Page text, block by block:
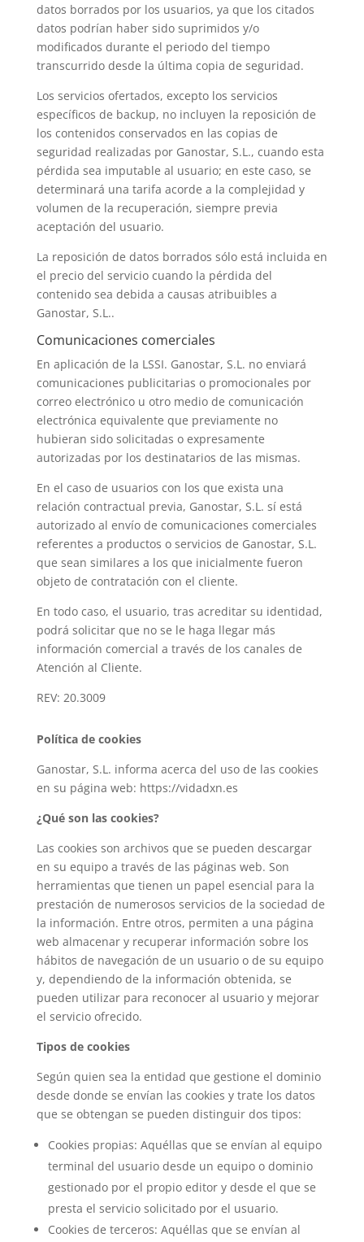
datos borrados por los usuarios, ya que los citados
datos podrían haber sido suprimidos y/o
modificados durante el periodo del tiempo
transcurrido desde la última copia de seguridad.
Los servicios ofertados, excepto los servicios
específicos de backup, no incluyen la reposición de
los contenidos conservados en las copias de
seguridad realizadas por Ganostar, S.L., cuando esta
pérdida sea imputable al usuario; en este caso, se
determinará una tarifa acorde a la complejidad y
volumen de la recuperación, siempre previa
aceptación del usuario.
La reposición de datos borrados sólo está incluida en
el precio del servicio cuando la pérdida del
contenido sea debida a causas atribuibles a
Ganostar, S.L..
Comunicaciones comerciales
En aplicación de la LSSI. Ganostar, S.L. no enviará
comunicaciones publicitarias o promocionales por
correo electrónico u otro medio de comunicación
electrónica equivalente que previamente no
hubieran sido solicitadas o expresamente
autorizadas por los destinatarios de las mismas.
En el caso de usuarios con los que exista una
relación contractual previa, Ganostar, S.L. sí está
autorizado al envío de comunicaciones comerciales
referentes a productos o servicios de Ganostar, S.L.
que sean similares a los que inicialmente fueron
objeto de contratación con el cliente.
En todo caso, el usuario, tras acreditar su identidad,
podrá solicitar que no se le haga llegar más
información comercial a través de los canales de
Atención al Cliente.
REV: 20.3009
Política de cookies
Ganostar, S.L. informa acerca del uso de las cookies
en su página web: https://vidadxn.es
¿Qué son las cookies?
Las cookies son archivos que se pueden descargar
en su equipo a través de las páginas web. Son
herramientas que tienen un papel esencial para la
prestación de numerosos servicios de la sociedad de
la información. Entre otros, permiten a una página
web almacenar y recuperar información sobre los
hábitos de navegación de un usuario o de su equipo
y, dependiendo de la información obtenida, se
pueden utilizar para reconocer al usuario y mejorar
el servicio ofrecido.
Tipos de cookies
Según quien sea la entidad que gestione el dominio
desde donde se envían las cookies y trate los datos
que se obtengan se pueden distinguir dos tipos:
Cookies propias: Aquéllas que se envían al equipo
terminal del usuario desde un equipo o dominio
gestionado por el propio editor y desde el que se
presta el servicio solicitado por el usuario.
Cookies de terceros: Aquéllas que se envían al